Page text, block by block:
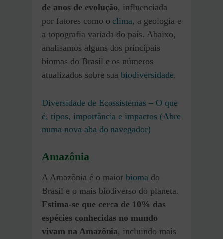
de anos de evolução, influenciada
por fatores como o clima, a geologia e
a topografia variada do país. Abaixo,
analisamos alguns dos principais
biomas do Brasil e os números
atualizados sobre sua biodiversidade.
Diversidade de Ecossistemas – O que
é, tipos, importância e impactos (Abre
numa nova aba do navegador)
Amazônia
A Amazônia é o maior bioma do
Brasil e o mais biodiverso do planeta.
Estima-se que cerca de 10% das
espécies conhecidas no mundo
vivam na Amazônia, incluindo mais